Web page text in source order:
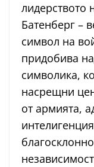
лидерството
Батенберг –
символ на
придобива
символика,
насрещни
от армията,